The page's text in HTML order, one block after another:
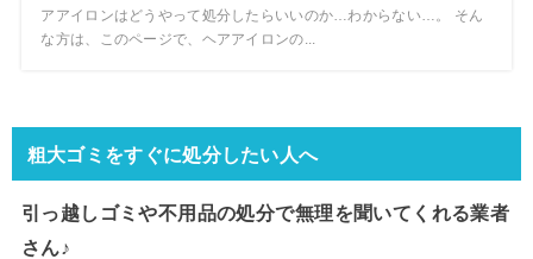
アアイロンはどうやって処分したらいいのか…わからない…。 そん
な方は、このページで、ヘアアイロンの...
粗大ゴミをすぐに処分したい人へ
引っ越しゴミや不用品の処分で無理を聞いてくれる業者
さん♪